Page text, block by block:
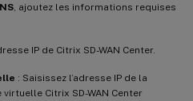
, ajoutez les informations requises
IP de Citrix SD-WAN Center.
: Saisissez l’adresse IP de la
Citrix SD-WAN Center